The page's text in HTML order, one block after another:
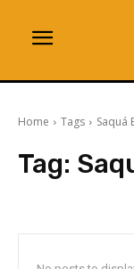
Home Tags Saquá
Tag: